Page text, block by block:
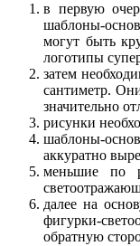
в первую
шаблоны-
могут быть
логотипы
затем
сантиметр.
значительно
рисунки
шаблоны-
аккуратно
меньшие по
далее на
фигурки-
обратную